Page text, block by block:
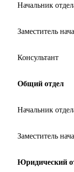
Начальник
Заместитель
Консультант
Общий отдел
Начальник
Заместитель
Юридический